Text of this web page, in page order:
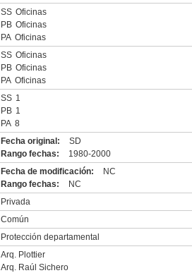
SS Oficinas
PB Oficinas
PA Oficinas
SS Oficinas
PB Oficinas
PA Oficinas
SS 1
PB 1
PA 8
Fecha original:
SD
Rango fechas:
1980-2000
Fecha de modificación:
NC
Rango fechas:
NC
Privada
Común
Protección departamental
Arq. Plottier
Arq. Raúl Sichero